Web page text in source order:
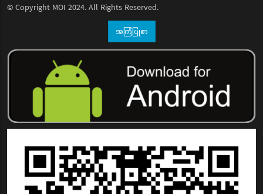
© Copyright MOI 2024. All Rights Reserved.
အကြံပြုစာ